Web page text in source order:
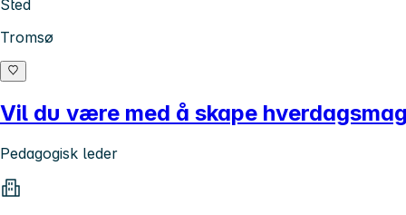
Sted
Tromsø
Vil du være med å skape
Pedagogisk leder